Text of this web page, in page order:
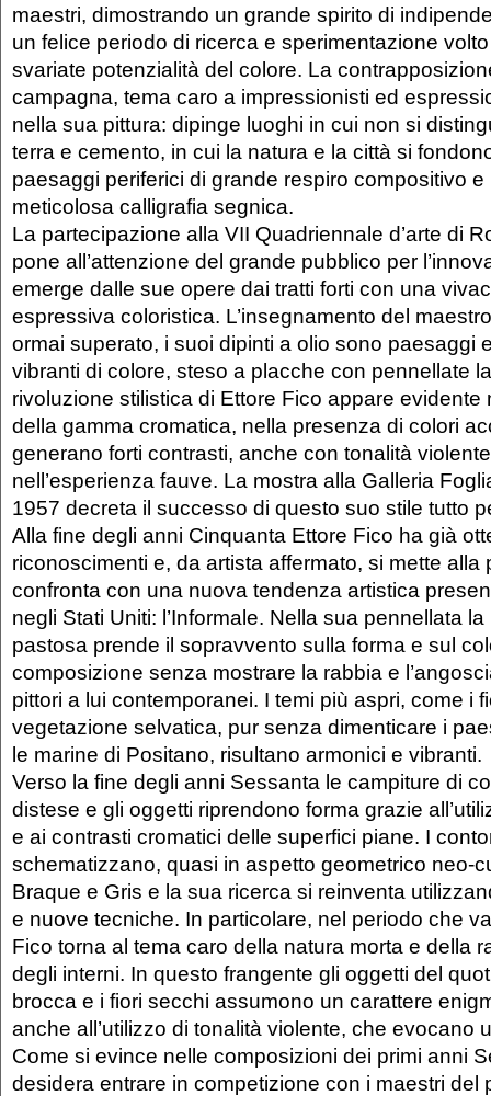
maestri, dimostrando un grande spirito di
un felice periodo di ricerca e sperimentazione
svariate potenzialità del colore. La
campagna, tema caro a impressionisti ed
nella sua pittura: dipinge luoghi in cui non si
terra e cemento, in cui la natura e la città si
paesaggi periferici di grande respiro compositivo e
meticolosa calligrafia segnica.
La partecipazione alla VII Quadriennale d’arte di
pone all’attenzione del grande pubblico per
emerge dalle sue opere dai tratti forti con una
espressiva coloristica. L’insegnamento del
ormai superato, i suoi dipinti a olio sono paesaggi
vibranti di colore, steso a placche con pennellate
rivoluzione stilistica di Ettore Fico appare evidente
della gamma cromatica, nella presenza di colori
generano forti contrasti, anche con tonalità
nell’esperienza fauve. La mostra alla Galleria
1957 decreta il successo di questo suo stile tutto
Alla fine degli anni Cinquanta Ettore Fico ha già
riconoscimenti e, da artista affermato, si mette alla
confronta con una nuova tendenza artistica
negli Stati Uniti: l’Informale. Nella sua pennellata
pastosa prende il sopravvento sulla forma e sul
composizione senza mostrare la rabbia e
pittori a lui contemporanei. I temi più aspri, come i
vegetazione selvatica, pur senza dimenticare i
le marine di Positano, risultano armonici e vibranti.
Verso la fine degli anni Sessanta le campiture di
distese e gli oggetti riprendono forma grazie
e ai contrasti cromatici delle superfici piane. I
schematizzano, quasi in aspetto geometrico neo-
Braque e Gris e la sua ricerca si reinventa
e nuove tecniche. In particolare, nel periodo che
Fico torna al tema caro della natura morta e della
degli interni. In questo frangente gli oggetti del
brocca e i fiori secchi assumono un carattere
anche all’utilizzo di tonalità violente, che evocano
Come si evince nelle composizioni dei primi anni
desidera entrare in competizione con i maestri del